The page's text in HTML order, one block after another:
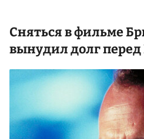
Сняться в фильме
вынудил долг перед